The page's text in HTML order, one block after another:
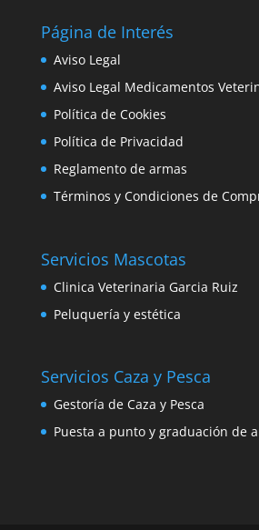
Página de Interés
Aviso Legal
Aviso Legal Medicamentos
Política de Cookies
Política de Privacidad
Reglamento de armas
Términos y Condiciones de
Servicios Mascotas
Clinica Veterinaria Garcia Ruiz
Peluquería y estética
Servicios Caza y Pesca
Gestoría de Caza y Pesca
Puesta a punto y graduación de